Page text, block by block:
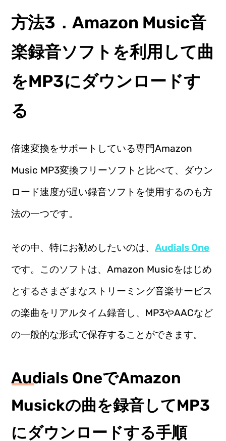
方法3．Amazon Music音
楽録音ソフトを利用して曲
をMP3にダウンロードす
る
倍速変換をサポートしている専門Amazon
Music MP3変換フリーソフトと比べて、ダウン
ロード速度が遅い録音ソフトを使用するのも方
法の一つです。
その中、特にお勧めしたいのは、Audials One
です。このソフトは、Amazon Musicをはじめ
とするさまざまなストリーミング音楽サービス
の楽曲をリアルタイム録音し、MP3やAACなど
の一般的な形式で保存することができます。
Audials OneでAmazon
Musickの曲を録音してMP3
にダウンロードする手順